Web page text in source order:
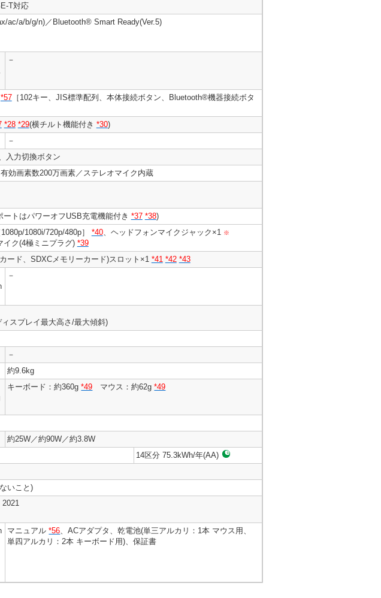
T対応
ac/a/b/g/n)／Bluetooth® Smart Ready(Ver.5)
－
*57［102キー、JIS標準配列、本体接続ボタン、Bluetooth®機器接続ボタ
*28 *29(横チルト機能付き *30)
－
入力切換ボタン
効画素数200万画素／ステレオマイク内蔵
ートはパワーオフUSB充電機能付き *37 *38)
1080i/720p/480p］ *40、ヘッドフォンマイクジャック×1 ※
イク(4極ミニプラグ) *39
ード、SDXCメモリーカード)スロット×1 *41 *42 *43
－
スプレイ最大高さ/最大傾斜)
－
約9.6kg
キーボード：約360g*49 マウス：約62g*49
約25W／約90W／約3.8W
14区分 75.3kWh/年(AA)
いこと)
マニュアル*56、ACアダプタ、乾電池(単三アルカリ：1本 マウス用、
単四アルカリ：2本 キーボード用)、保証書